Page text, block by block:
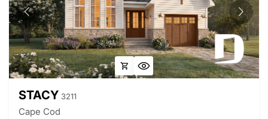
STACY 3211
Cape Cod